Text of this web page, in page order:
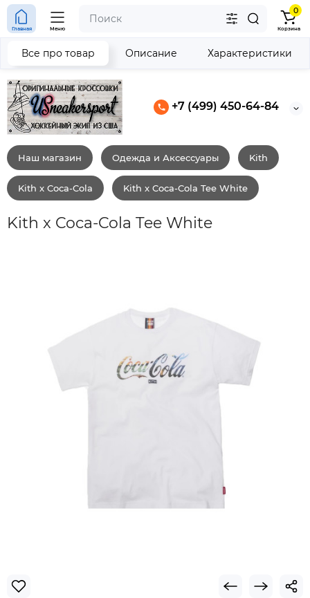
+7 (499) 450-64-84
Главная Меню
0
Корзина
Наш магазин Одежда и Аксессуары Kith
Kith x Coca-Cola Kith x Coca-Cola Tee White
Kith x Coca-Cola Tee White
Все про товар Описание Характеристики